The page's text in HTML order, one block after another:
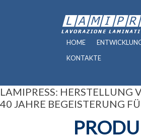
HOME
KONTAKTE
LAMIPRESS: HERSTELLUNG
40 JAHRE BEGEISTERUNG